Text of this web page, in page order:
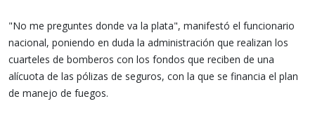
"No me preguntes donde va la plata", manifestó el funcionario
nacional, poniendo en duda la administración que realizan los
cuarteles de bomberos con los fondos que reciben de una
alícuota de las pólizas de seguros, con la que se financia el plan
de manejo de fuegos.